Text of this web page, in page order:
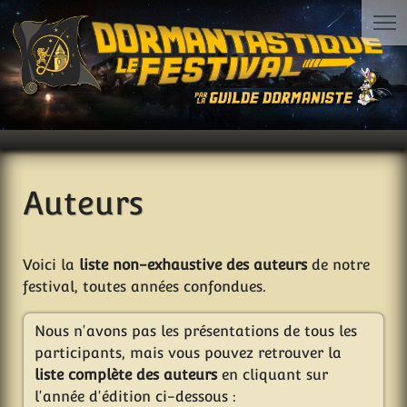
Auteurs
Voici la liste non-exhaustive des auteurs de notre
festival, toutes années confondues.
Nous n'avons pas les présentations de tous les
participants, mais vous pouvez retrouver la
liste complète des auteurs en cliquant sur
l'année d'édition ci-dessous :